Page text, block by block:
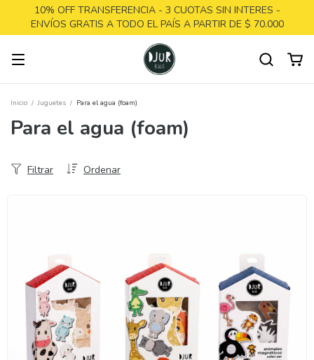
10% OFF TRANSFERENCIA - 3 CUOTAS SIN INTERES -
ENVÍOS GRATIS A TODO EL PAÍS A PARTIR DE $ 70.000
Inicio / Juguetes / Para el agua (foam)
Para el agua (foam)
Ordenar
Filtrar